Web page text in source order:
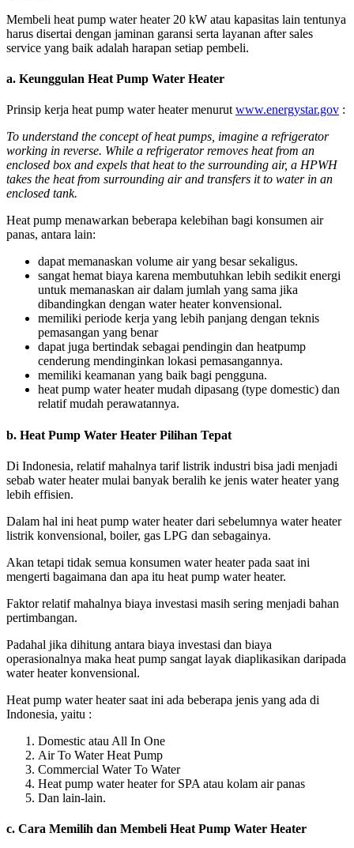
Membeli heat pump water heater 20 kW atau kapasitas lain tentunya
harus disertai dengan jaminan garansi serta layanan after sales
service yang baik adalah harapan setiap pembeli.
a. Keunggulan Heat Pump Water Heater
Prinsip kerja heat pump water heater menurutwww.energystar.gov :
To understand the concept of heat pumps, imagine a refrigerator
working in reverse. While a refrigerator removes heat from an
enclosed box and expels that heat to the surrounding air, a HPWH
takes the heat from surrounding air and transfers it to water in an
enclosed tank.
Heat pump menawarkan beberapa kelebihan bagi konsumen air
panas, antara lain:
dapat memanaskan volume air yang besar sekaligus.
sangat hemat biaya karena membutuhkan lebih sedikit energi
untuk memanaskan air dalam jumlah yang sama jika
dibandingkan dengan water heater konvensional.
memiliki periode kerja yang lebih panjang dengan teknis
pemasangan yang benar
dapat juga bertindak sebagai pendingin dan heatpump
cenderung mendinginkan lokasi pemasangannya.
memiliki keamanan yang baik bagi pengguna.
heat pump water heater mudah dipasang (type domestic) dan
relatif mudah perawatannya.
b. Heat Pump Water Heater Pilihan Tepat
Di Indonesia, relatif mahalnya tarif listrik industri bisa jadi menjadi
sebab water heater mulai banyak beralih ke jenis water heater yang
lebih effisien.
Dalam hal ini heat pump water heater dari sebelumnya water heater
listrik konvensional, boiler, gas LPG dan sebagainya.
Akan tetapi tidak semua konsumen water heater pada saat ini
mengerti bagaimana dan apa itu heat pump water heater.
Faktor relatif mahalnya biaya investasi masih sering menjadi bahan
pertimbangan.
Padahal jika dihitung antara biaya investasi dan biaya
operasionalnya maka heat pump sangat layak diaplikasikan daripada
water heater konvensional.
Heat pump water heater saat ini ada beberapa jenis yang ada di
Indonesia, yaitu :
Domestic atau All In One
Air To Water Heat Pump
Commercial Water To Water
Heat pump water heater for SPA atau kolam air panas
Dan lain-lain.
c. Cara Memilih dan Membeli Heat Pump Water Heater